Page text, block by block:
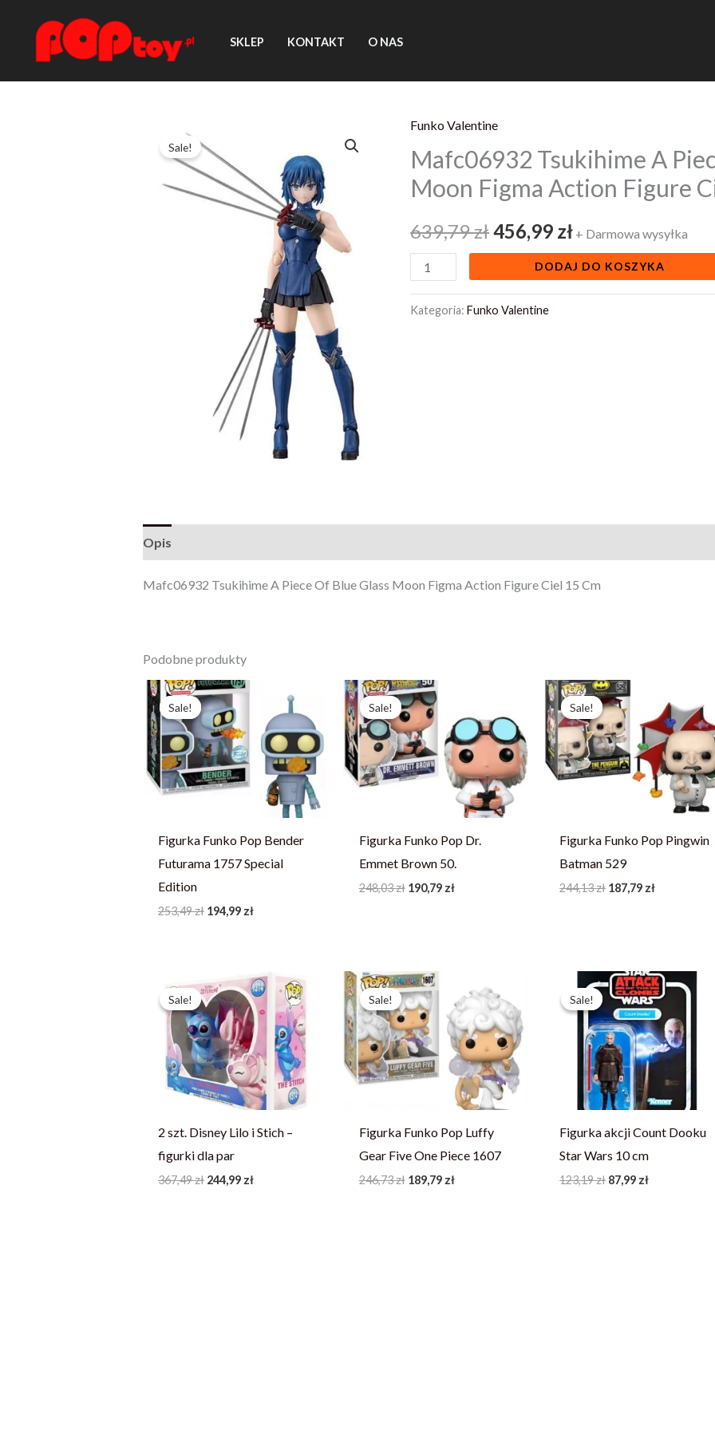
SKLEP KONTAKT O NAS
Sale!
Funko Valentine
Mafc06932 Tsukihime A
Moon Figma Action Figure
639,79zł
Pierwotna
cena
wynosiła:
639,79 zł.
456,99 zł
cena
456,99 zł.
+ Darmowa wysyłka
ilość
Mafc06932
Tsukihime
A
Piece
Blue
Glass
Moon
DODAJ DO KOSZYKA
Kategoria:Funko Valentine
Opis
Mafc06932 Tsukihime A Piece Of Blue Glass Moon Figma Action Figure Ciel 15 Cm
Podobne produkty
Sale!
Sale!
Figurka Funko Pop Bender
Futurama 1757 Special
Edition
253,49zł
Pierwotna
cena
wynosiła:
253,49 zł.
194,99 zł
wynosi:
194,99 zł.
Sale!
Sale!
Figurka Funko Pop Dr.
Emmet Brown 50.
248,03zł
Pierwotna
cena
wynosiła:
248,03 zł.
190,79 zł
wynosi:
190,79 zł.
Sale!
Sale!
Figurka Funko Pop Pingwin
Batman 529
244,13zł
Pierwotna
cena
wynosiła:
244,13 zł.
187,79 zł
cena
wynosi:
187,79 zł.
Sale!
Sale!
2 szt. Disney Lilo i Stich –
figurki dla par
367,49zł
Pierwotna
cena
wynosiła:
367,49 zł.
244,99 zł
Aktualna
cena
wynosi:
244,99 zł.
Sale!
Sale!
Figurka Funko Pop Luffy
Gear Five One Piece 1607
246,73zł
Pierwotna
cena
wynosiła:
246,73 zł.
189,79 zł
cena
wynosi:
189,79 zł.
Sale!
Sale!
Figurka akcji Count Dooku
Star Wars 10 cm
123,19zł
Pierwotna
cena
wynosiła:
123,19 zł.
87,99 zł
Aktualna
cena
wynosi:
87,99 zł.